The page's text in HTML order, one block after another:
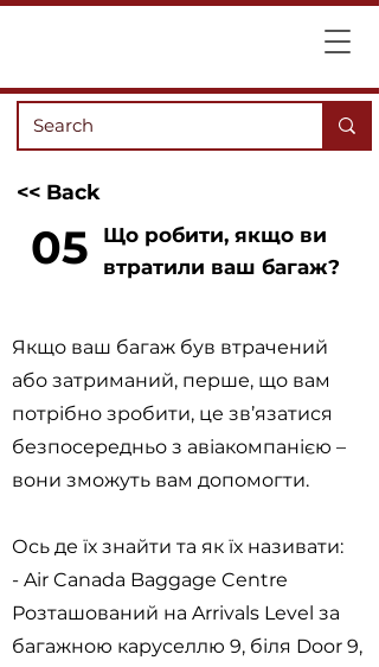
<< Back
05
Що робити, якщо ви
втратили ваш багаж?
Якщо ваш багаж був втрачений
або затриманий, перше, що вам
потрібно зробити, це зв’язатися
безпосередньо з авіакомпанією –
вони зможуть вам допомогти.
Ось де їх знайти та як їх називати:
- Air Canada Baggage Centre
Розташований на Arrivals Level за
багажною каруселлю 9, біля Door 9,